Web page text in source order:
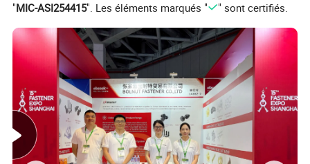
"MIC-ASI254415". Les éléments marqués " " sont certifiés.